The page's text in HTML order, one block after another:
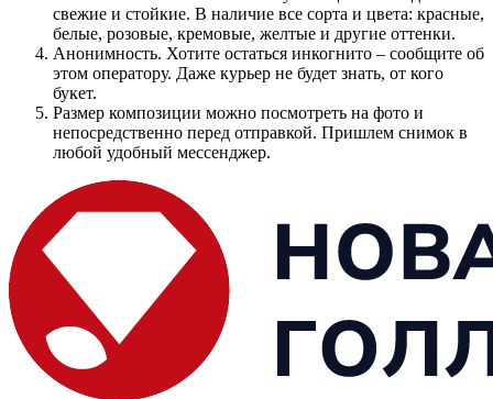
свежие и стойкие. В наличие все сорта и цвета: красные,
белые, розовые, кремовые, желтые и другие оттенки.
Анонимность. Хотите остаться инкогнито – сообщите об
этом оператору. Даже курьер не будет знать, от кого
букет.
Размер композиции можно посмотреть на фото и
непосредственно перед отправкой. Пришлем снимок в
любой удобный мессенджер.